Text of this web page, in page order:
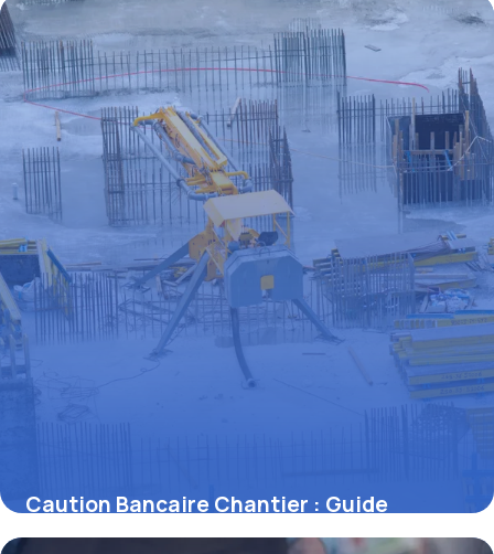
Caution Bancaire Chantier : Guide
Complet